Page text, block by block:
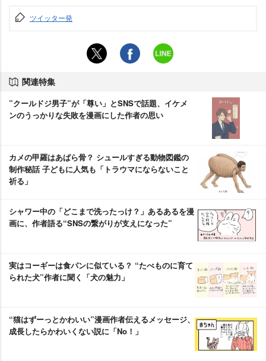
ツイッター発
関連特集
”クールドジ男子”が「尊い」とSNSで話題、イケメ
ンのうっかりな失敗を漫画にした作者の思い
カメの甲羅はあばら骨？ シュールすぎる動物図鑑の
制作秘話 子どもに人気も「トラウマにならないこと
祈る」
シャワー中の「どこまで洗ったっけ？」あるあるを漫
画に、作者語る“SNSの繋がりが支えになった”
実はコーギーは食パンに似ている？ “たべものに育て
られた犬”作者に聞く「犬の魅力」
“猫はずーっとかわいい”漫画作者伝えるメッセージ、
成長したらかわいくない説に「No！」